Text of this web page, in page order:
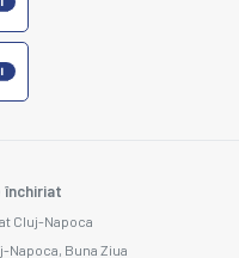
închiriat
Cluj-Napoca
Buna Ziua